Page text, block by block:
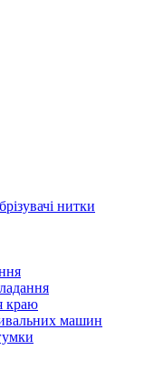
нитки
краю
машин